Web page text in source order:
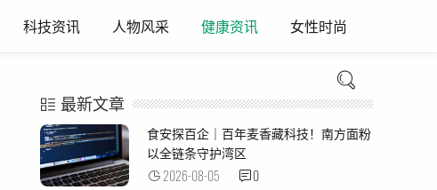
科技资讯 人物风采 健康资讯 女性时尚
最新文章
食安探百企｜百年麦香藏科技！南方面粉
以全链条守护湾区
2026-08-05 0